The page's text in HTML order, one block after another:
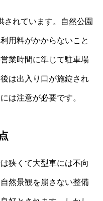
されています。自然公園
用料がかからないこと
業時間に準じて駐車場
は出入り口が施錠され
は注意が必要です。
狭くて大型車には不向
然景観を崩さない整備